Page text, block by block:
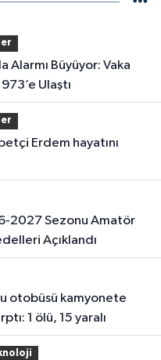
973’e Ulaştı
Açıklandı
1 ölü, 15 yaralı